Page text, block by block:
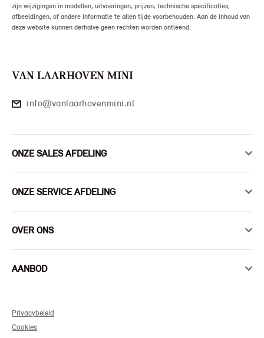
zijn wijzigingen in modellen, uitvoeringen, prijzen, technische specificaties,
afbeeldingen, of andere informatie te allen tijde voorbehouden. Aan de inhoud van
deze website kunnen derhalve geen rechten worden ontleend.
VAN LAARHOVEN MINI
info@vanlaarhovenmini.nl
ONZE SALES AFDELING
ONZE SERVICE AFDELING
OVER ONS
AANBOD
Privacybeleid
Cookies